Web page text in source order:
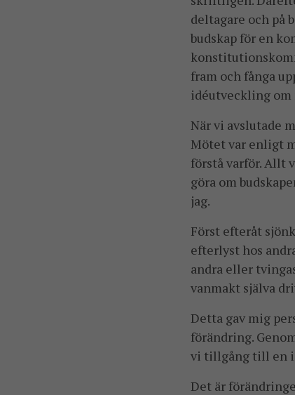
deltagare och på
budskap för en
fram och fånga
idéutveckling
När vi avslutade
Mötet var enligt
förstå varför. Allt
göra om
jag.
Först efteråt
efterlyst hos
andra eller
vanmakt själva
Detta gav mig
förändring.
vi tillgång till en
Det är